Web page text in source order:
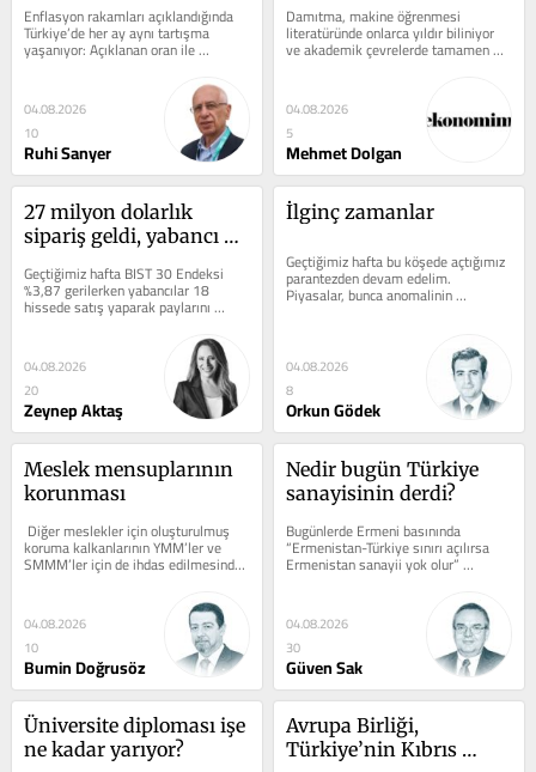
Enflasyon rakamları açıklandığında
Türkiye’de her ay aynı tartışma
yaşanıyor: Açıklanan oran ile
vatandaşın hissettiği hayat...
04.08.2026
10
Ruhi Sanyer
Damıtma, makine öğrenmesi
literatüründe onlarca yıldır biliniyor
ve akademik çevrelerde tamamen
meşru kabul ediliyor. Sorun şu: Bu
04.08.2026
5
Mehmet Dolgan
27 milyon dolarlık
sipariş geldi, yabancı
Geçtiğimiz hafta BIST 30 Endeksi
%3,87 gerilerken yabancılar 18
hissede satış yaparak paylarını
azalttı; 12 tahtada ise genel
04.08.2026
20
Zeynep Aktaş
İlginç zamanlar
Geçtiğimiz hafta bu köşede açtığımız
parantezden devam edelim.
Piyasalar, bunca anomalinin
içerisinde bir şekilde kendi dengesini
04.08.2026
8
Orkun Gödek
Meslek mensuplarının
korunması
Diğer meslekler için oluşturulmuş
koruma kalkanlarının YMM’ler ve
SMMM’ler için de ihdas edilmesinde,
meslek mensupları için ceza...
04.08.2026
10
Bumin Doğrusöz
Nedir bugün Türkiye
sanayisinin derdi?
Bugünlerde Ermeni basınında
“Ermenistan-Türkiye sınırı açılırsa
Ermenistan sanayii yok olur”
diyenlere ben hep 1996 Gümrük
04.08.2026
30
Güven Sak
Üniversite diploması işe
ne kadar yarıyor?
Avrupa Birliği,
Türkiye’nin Kıbrıs